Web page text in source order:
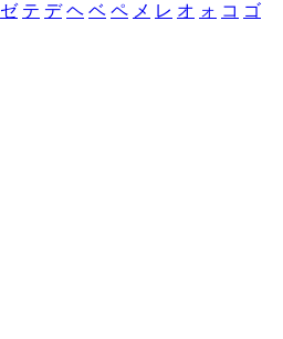
ゼ テ デ ヘ ベ ペ メ レ オ ォ コ ゴ